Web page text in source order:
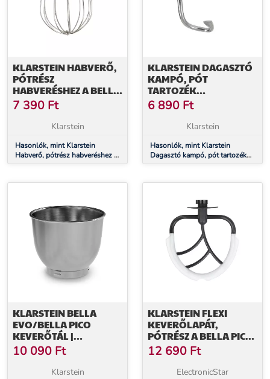
KLARSTEIN HABVERŐ,
PÓTRÉSZ
HABVERÉSHEZ A BELLA
PICO 2G/BELLA
ROBUSTA
ROBOTGÉPHEZ,
7 390 Ft
Klarstein
Hasonlók, mint Klarstein
Habverő, pótrész habveréshez a
Bella Pico 2G/Bella Robusta
KLARSTEIN DAGASZTÓ
KAMPÓ, PÓT
TARTOZÉK
DAGASZTÁSHOZ A
BELLA PICO 2G/BELLA
ROBUSTA
ÖNTÖTT ALUMÍNIUM
6 890 Ft
Klarstein
Hasonlók, mint Klarstein
Dagasztó kampó, pót tartozék
dagasztáshoz a Bella Pico
öntött alumínium
KLARSTEIN BELLA
EVO/BELLA PICO
KEVERŐTÁL |
ROZSDAMENTES ACÉL |
5 LITER | 0,6 KG TÉSZTA |
MOSOGATÓGÉPBEN
10 090 Ft
Klarstein
KLARSTEIN FLEXI
KEVERŐLAPÁT,
PÓTRÉSZ A BELLA PICO
2G/BELLA ROBUSTA
ROBOTGÉPHEZ,
ÖNTÖTT ALUMÍNIUM
12 690 Ft
ElectronicStar